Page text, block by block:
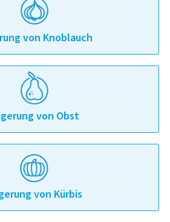
von Knoblauch
von Obst
von Kürbis